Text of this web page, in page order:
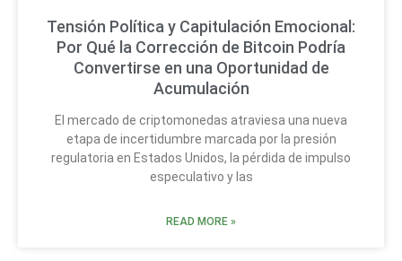
Tensión Política y Capitulación Emocional:
Por Qué la Corrección de Bitcoin Podría
Convertirse en una Oportunidad de
Acumulación
El mercado de criptomonedas atraviesa una nueva
etapa de incertidumbre marcada por la presión
regulatoria en Estados Unidos, la pérdida de impulso
especulativo y las
READ MORE »